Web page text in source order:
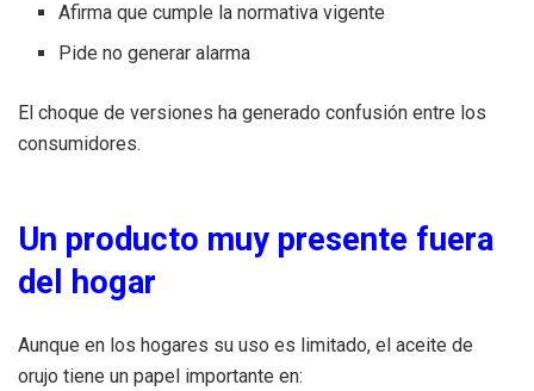
Afirma que cumple la normativa vigente
Pide no generar alarma
El choque de versiones ha generado confusión entre los
consumidores.
Un producto muy presente fuera
del hogar
Aunque en los hogares su uso es limitado, el aceite de
orujo tiene un papel importante en: